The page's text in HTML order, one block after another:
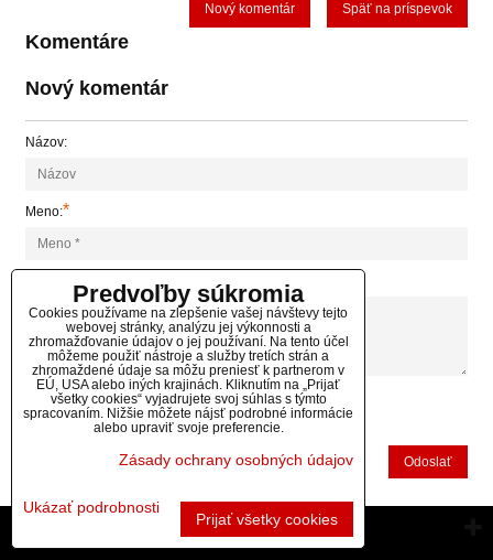
Späť na príspevok
Nový komentár
Komentáre
Nový komentár
Názov:
Meno:*
*
Odoslať
BiznisWeb.sk
Predvoľby súkromia
Cookies používame na zlepšenie vašej návštevy tejto
webovej stránky, analýzu jej výkonnosti a
zhromažďovanie údajov o jej používaní. Na tento účel
môžeme použiť nástroje a služby tretích strán a
zhromaždené údaje sa môžu preniesť k partnerom v
EÚ, USA alebo iných krajinách. Kliknutím na „Prijať
všetky cookies“ vyjadrujete svoj súhlas s týmto
spracovaním. Nižšie môžete nájsť podrobné informácie
alebo upraviť svoje preferencie.
Zásady ochrany osobných údajov
Ukázať podrobnosti
Prijať všetky cookies